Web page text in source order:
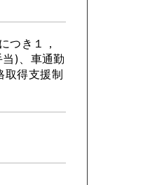
つき１，
)、車通勤
取得支援制